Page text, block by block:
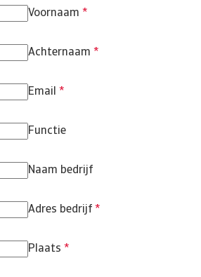
Voornaam *
Achternaam *
Email *
Functie
Naam bedrijf
Adres bedrijf *
Plaats *